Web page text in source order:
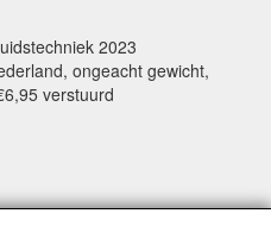
2023
ongeacht gewicht,
verstuurd